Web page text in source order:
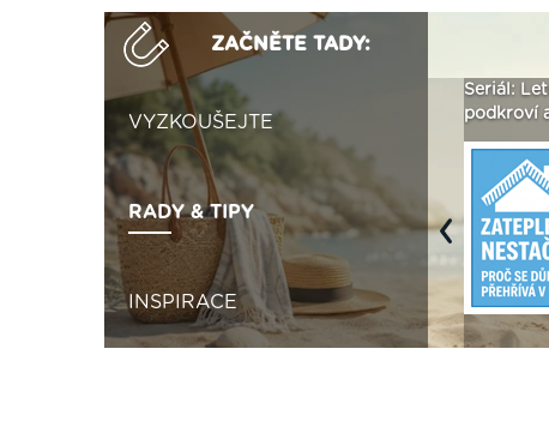
ZAČNĚTE TADY:
VYZKOUŠEJTE
RADY & TIPY
INSPIRACE
Vytvořte si vizualizaci
seženeme! ›
Seriál:
podkroví
Previous